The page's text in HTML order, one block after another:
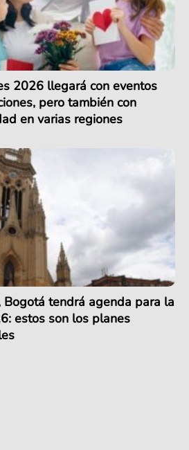
2026 llegará con eventos
pero también con
en varias regiones
tendrá agenda para la
estos son los planes